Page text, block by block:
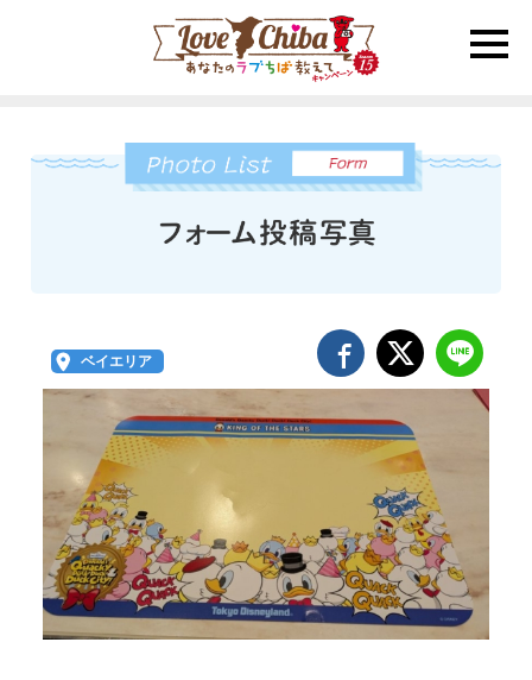
toggle
ベイエリア